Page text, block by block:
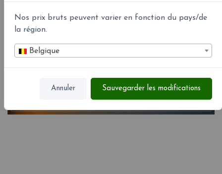
Nos prix bruts peuvent varier en fonction du pays/de
la région.
Belgique
Annuler Sauvegarder les modifications